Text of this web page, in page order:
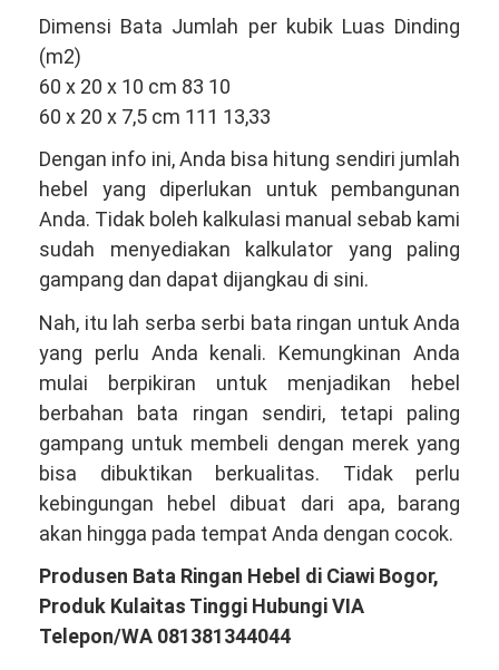
Dimensi Bata Jumlah per kubik Luas Dinding
(m2)
60 x 20 x 10 cm 83 10
60 x 20 x 7,5 cm 111 13,33
Dengan info ini, Anda bisa hitung sendiri jumlah
hebel yang diperlukan untuk pembangunan
Anda. Tidak boleh kalkulasi manual sebab kami
sudah menyediakan kalkulator yang paling
gampang dan dapat dijangkau di sini.
Nah, itu lah serba serbi bata ringan untuk Anda
yang perlu Anda kenali. Kemungkinan Anda
mulai berpikiran untuk menjadikan hebel
berbahan bata ringan sendiri, tetapi paling
gampang untuk membeli dengan merek yang
bisa dibuktikan berkualitas. Tidak perlu
kebingungan hebel dibuat dari apa, barang
akan hingga pada tempat Anda dengan cocok.
Produsen Bata Ringan Hebel di Ciawi Bogor,
Produk Kulaitas Tinggi Hubungi VIA
Telepon/WA 081381344044